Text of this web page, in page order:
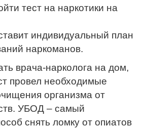
тест на наркотики на
индивидуальный план
наркоманов.
врача-нарколога на дом,
провел необходимые
организма от
УБОД – самый
снять ломку от опиатов